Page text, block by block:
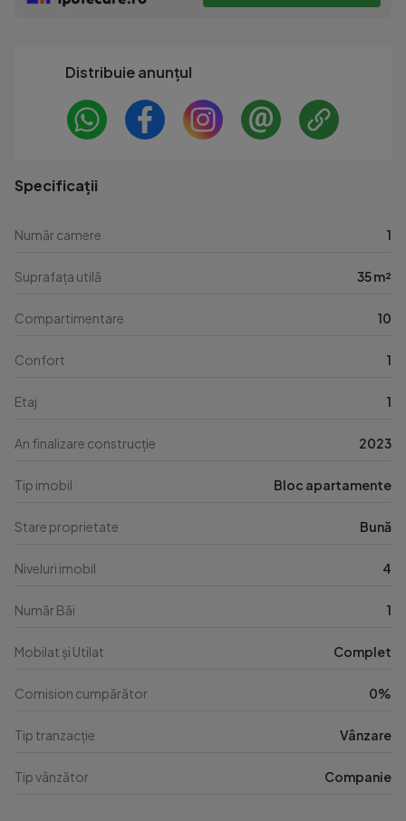
Distribuie anunțul
Specificații
Număr camere 1
Suprafața utilă 35 m²
Compartimentare 10
Confort 1
Etaj 1
An finalizare construcție 2023
Tip imobil Bloc apartamente
Stare proprietate Bună
Niveluri imobil 4
Număr Băi 1
Mobilat și Utilat Complet
Comision cumpărător 0%
Tip tranzacție Vânzare
Tip vânzător Companie